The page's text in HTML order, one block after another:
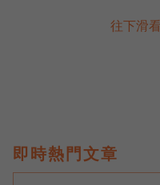
往下滑
即時熱門文章